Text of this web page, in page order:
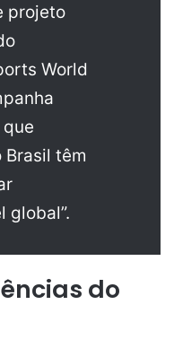
projeto
World
têm
global”.
do